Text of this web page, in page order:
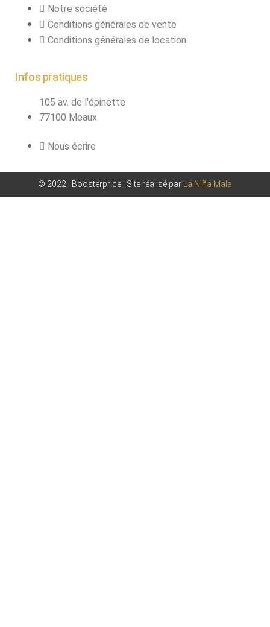
Notre société
Conditions générales de vente
Conditions générales de location
Infos pratiques
105 av. de l'épinette
77100 Meaux
Nous écrire
© 2022 | Boosterprice | Site réalisé par La Niña Mala